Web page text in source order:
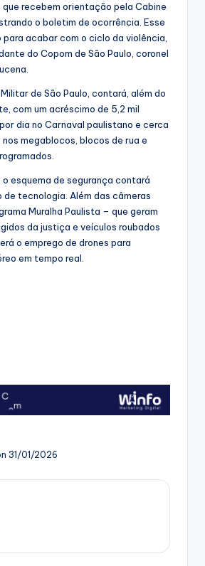
que recebem orientação pela Cabine
o boletim de ocorrência. Esse
para acabar com o ciclo da violência,
do Copom de São Paulo, coronel
de São Paulo, contará, além do
com um acréscimo de 5,2 mil
dia no Carnaval paulistano e cerca
megablocos, blocos de rua e
o esquema de segurança contará
de tecnologia. Além das câmeras
Muralha Paulista – que geram
da justiça e veículos roubados
o emprego de drones para
em tempo real.
31/01/2026